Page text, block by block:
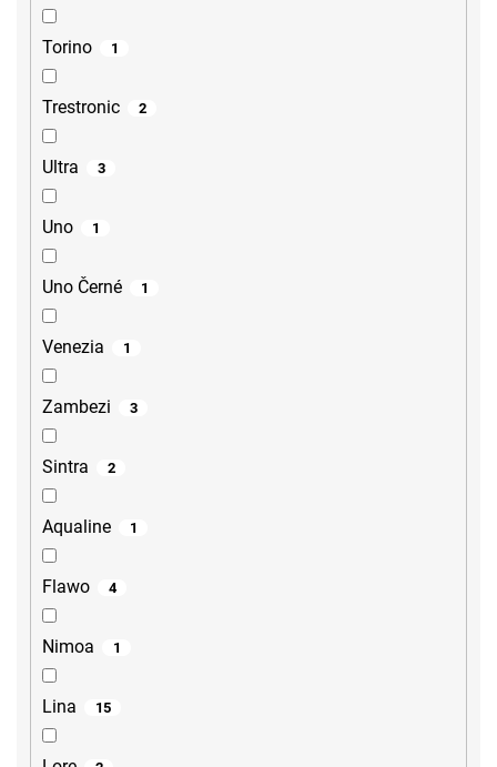
Torino 1
Trestronic 2
Ultra 3
Uno 1
Uno Černé 1
Venezia 1
Zambezi 3
Sintra 2
Aqualine 1
Flawo 4
Nimoa 1
Lina 15